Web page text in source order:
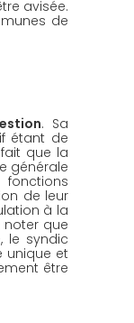
avisée.
de
. Sa
étant de
que la
générale
de leur
à la
noter que
le syndic
unique et
être